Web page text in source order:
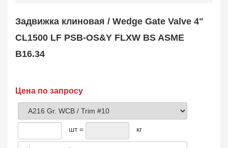
Клапан обратный
Ball Valve
Затвор дисковый
Butterfly Valve
1
Фильтр сетчатый
Strainer
Steam Trap
Задвижка клиновая / Wedge Gate Valve 4"
CL1500 LF PSB-OS&Y FLXW BS ASME
B16.34
Цена по запросу
шт = кг